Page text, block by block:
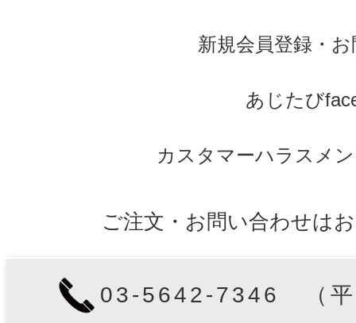
新規会員登録 ・
あじたび
カスタマーハラスメ
ご注文・お問い合わせは
03-5642-7346 （平